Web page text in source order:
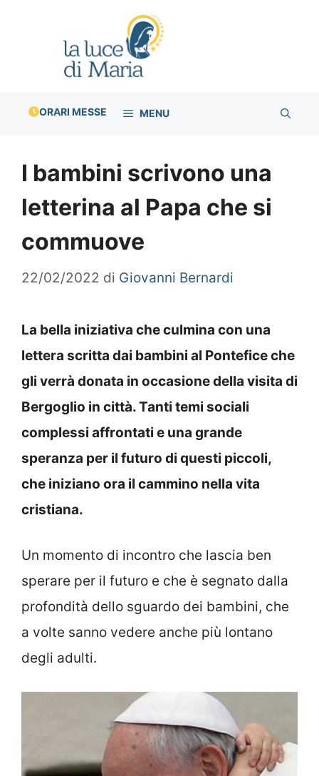
ORARI MESSE MENU
I bambini scrivono una
letterina al Papa che si
commuove
22/02/2022 di Giovanni Bernardi
La bella iniziativa che culmina con una
lettera scritta dai bambini al Pontefice che
gli verrà donata in occasione della visita di
Bergoglio in città. Tanti temi sociali
complessi affrontati e una grande
speranza per il futuro di questi piccoli,
che iniziano ora il cammino nella vita
cristiana.
Un momento di incontro che lascia ben
sperare per il futuro e che è segnato dalla
profondità dello sguardo dei bambini, che
a volte sanno vedere anche più lontano
degli adulti.